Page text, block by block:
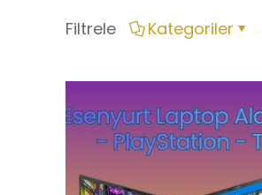
Filtrele Kategoriler